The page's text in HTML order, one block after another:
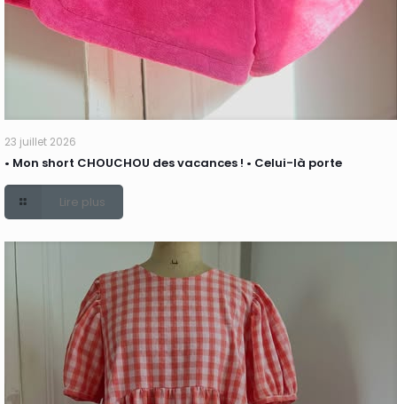
23 juillet 2026
• Mon short CHOUCHOU des vacances ! • Celui-là porte
Lire plus